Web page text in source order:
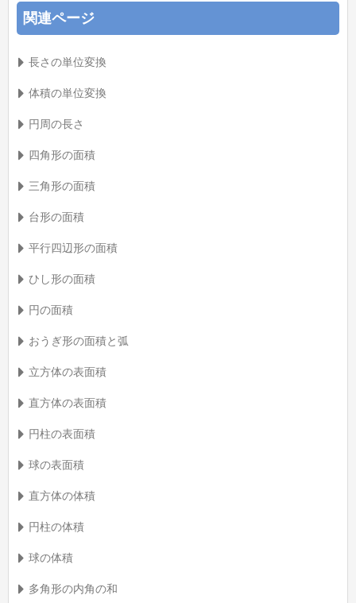
関連ページ
長さの単位変換
体積の単位変換
円周の長さ
四角形の面積
三角形の面積
台形の面積
平行四辺形の面積
ひし形の面積
円の面積
おうぎ形の面積と弧
立方体の表面積
直方体の表面積
円柱の表面積
球の表面積
直方体の体積
円柱の体積
球の体積
多角形の内角の和